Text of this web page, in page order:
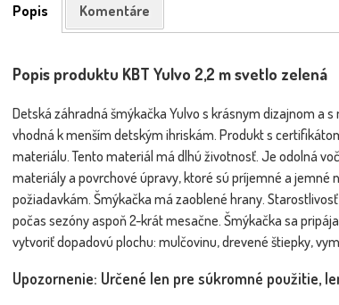
Popis Komentáre
Popis produktu KBT Yulvo 2,2 m svetlo zelená
Detská záhradná šmýkačka Yulvo s krásnym dizajnom a
vhodná k menším detským ihriskám. Produkt s
materiálu. Tento materiál má dlhú životnosť. Je odolná
materiály a povrchové úpravy, ktoré sú príjemné a
požiadavkám. Šmýkačka má zaoblené hrany.
počas sezóny aspoň 2-krát mesačne. Šmýkačka sa
vytvoriť dopadovú plochu: mulčovinu, drevené štiepky,
Upozornenie: Určené len pre súkromné použitie,